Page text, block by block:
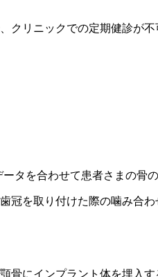
クリニックでの定期健診が不
タを合わせて患者さまの骨
を取り付けた際の噛み合
骨にインプラント体を埋入す